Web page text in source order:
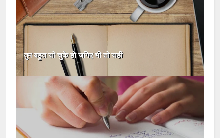
तुम बहुत सो चुके हो जगिए भी तो सही